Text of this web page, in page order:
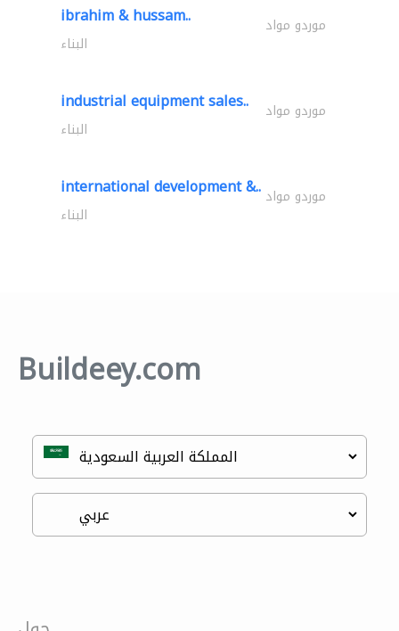
ibrahim & hussam.. موردو مواد
البناء
industrial equipment sales.. موردو مواد
البناء
international development &.. موردو مواد
البناء
Buildeey.com